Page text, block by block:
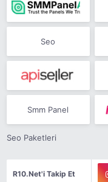
Seo
Smm Panel
Seo Paketleri
R10.Net'i Takip Et